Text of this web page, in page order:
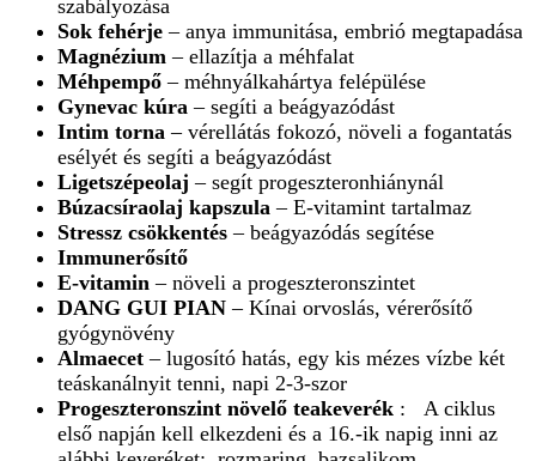
szabályozása
Sok fehérje – anya immunitása, embrió megtapadása
Magnézium – ellazítja a méhfalat
Méhpempő – méhnyálkahártya felépülése
Gynevac kúra – segíti a beágyazódást
Intim torna – vérellátás fokozó, növeli a fogantatás
esélyét és segíti a beágyazódást
Ligetszépeolaj – segít progeszteronhiánynál
Búzacsíraolaj kapszula – E-vitamint tartalmaz
Stressz csökkentés – beágyazódás segítése
Immunerősítő
E-vitamin – növeli a progeszteronszintet
DANG GUI PIAN – Kínai orvoslás, vérerősítő
gyógynövény
Almaecet – lugosító hatás, egy kis mézes vízbe két
teáskanálnyit tenni, napi 2-3-szor
Progeszteronszint növelő teakeverék : A ciklus
első napján kell elkezdeni és a 16.-ik napig inni az